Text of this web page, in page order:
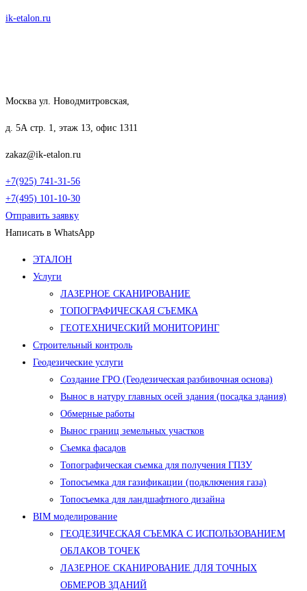
Перейти
ik-etalon.ru
Москва ул. Новодмитровская,
д. 5А стр. 1, этаж 13, офис 1311
zakaz@ik-etalon.ru
+7(925) 741-31-56
+7(495) 101-10-30
Отправить заявку
Написать в WhatsApp
Меню
ЭТАЛОН
Услуги
ЛАЗЕРНОЕ СКАНИРОВАНИЕ
ТОПОГРАФИЧЕСКАЯ СЪЕМКА
ГЕОТЕХНИЧЕСКИЙ МОНИТОРИНГ
Строительный контроль
Геодезические услуги
Создание ГРО (Геодезическая разбивочная основа)
Вынос в натуру главных осей здания (посадка здания)
Обмерные работы
Вынос границ земельных участков
Съемка фасадов
Топографическая съемка для получения ГПЗУ
Топосъемка для газификации (подключения газа)
Топосъемка для ландшафтного дизайна
BIM моделирование
ГЕОДЕЗИЧЕСКАЯ СЪЕМКА С ИСПОЛЬЗОВАНИЕМ
ОБЛАКОВ ТОЧЕК
ЛАЗЕРНОЕ СКАНИРОВАНИЕ ДЛЯ ТОЧНЫХ
ОБМЕРОВ ЗДАНИЙ